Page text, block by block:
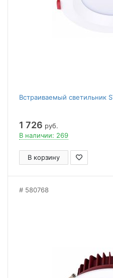
Встраиваемый светильник
1 726 руб.
В наличии: 269
В корзину
580768